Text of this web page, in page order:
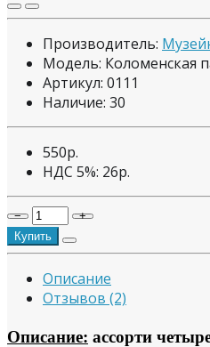
Производитель:
Модель: Коломенская
Артикул: 0111
Наличие: 30
550р.
НДС 5%: 26р.
−
+
Купить
Описание
Отзывов (2)
Описание: ассорти